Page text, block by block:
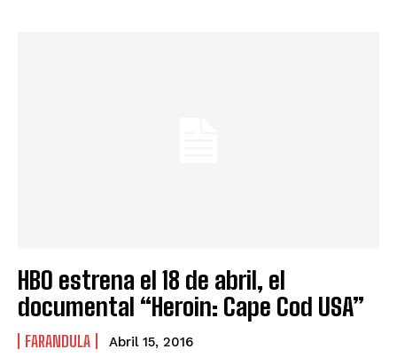
HBO estrena el 18 de abril, el
documental “Heroin: Cape Cod USA”
FARANDULA Abril 15, 2016